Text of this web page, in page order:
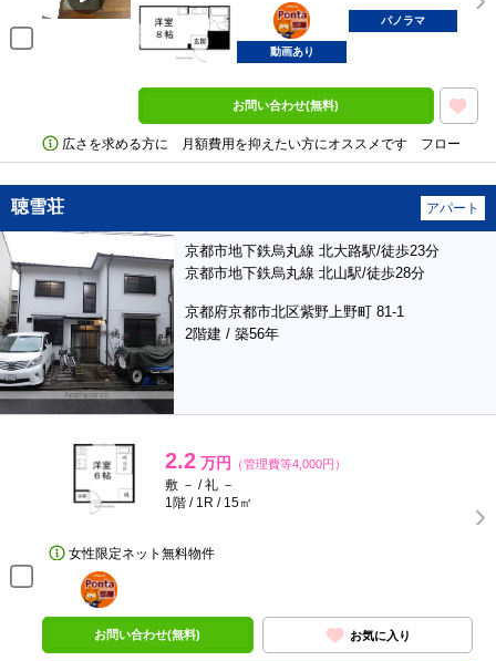
ポンタ
部屋
パノラマ
動画あり
お問い合わせ(無料)
広さを求める方に 月額費用を抑えたい方にオススメです フロー
聴雪荘 アパート
京都市地下鉄烏丸線 北大路駅/徒歩23分
京都市地下鉄烏丸線 北山駅/徒歩28分
京都府京都市北区紫野上野町 81-1
2階建 / 築56年
2.2 万円 （管理費等4,000円）
敷 － / 礼 －
1階 / 1R / 15㎡
女性限定ネット無料物件
ポンタ
部屋
お問い合わせ(無料) お気に入り